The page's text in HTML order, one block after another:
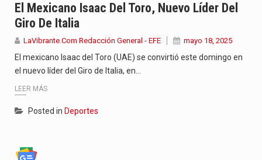
El Mexicano Isaac Del Toro, Nuevo Líder Del
Giro De Italia
LaVibrante.Com Redacción General - EFE mayo 18, 2025
El mexicano Isaac del Toro (UAE) se convirtió este domingo en
el nuevo líder del Giro de Italia, en…
LEER MÁS
Posted in Deportes